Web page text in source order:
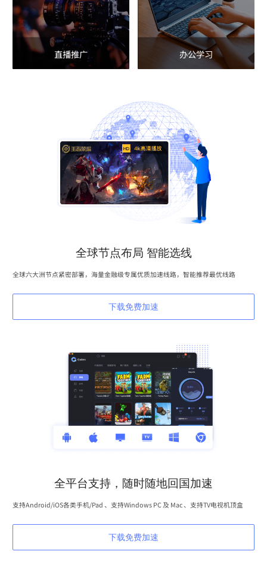
直播推广 办公学习
全球节点布局 智能选线
全球六大洲节点紧密部署，海量金融级专属优质加速线路，智能推荐最优线路
下载免费加速
全平台支持，随时随地回国加速
支持Android/iOS各类手机/Pad 、支持Windows PC 及 Mac 、支持TV电视机顶盒
下载免费加速